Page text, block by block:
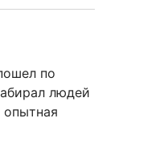
по
людей
опытная